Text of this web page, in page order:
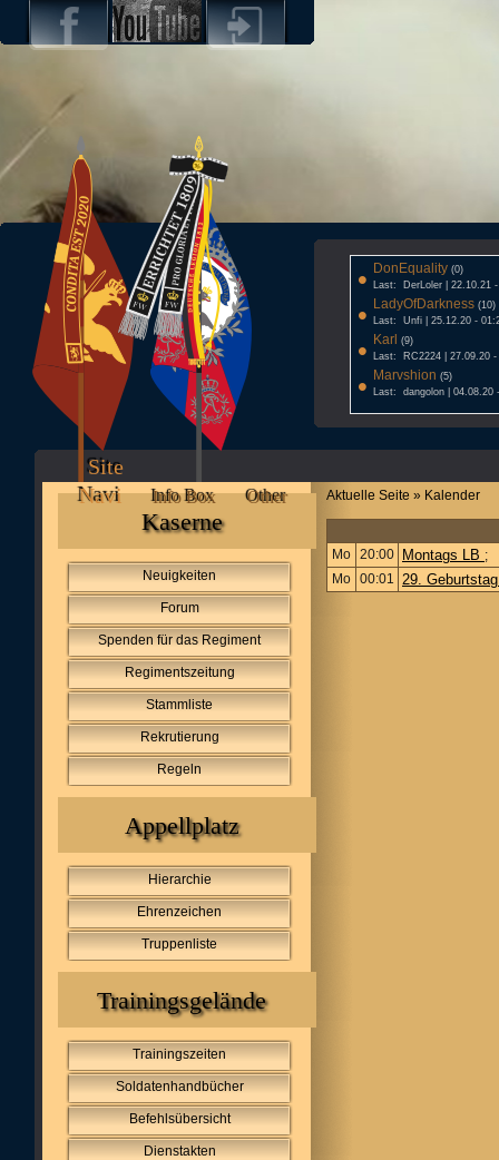
• DonEquality (0)
Last: DerLoler | 22.10.21
• LadyOfDarkness (10)
Last: Unfi | 25.12.20 -
• Karl (9)
Last: RC2224 | 27.09.20 -
• Marvshion (5)
Last: dangolon | 04.08.20
Site
Navi
Info Box Other
Kaserne
Neuigkeiten
Forum
Spenden für das Regiment
Regimentszeitung
Stammliste
Rekrutierung
Regeln
Appellplatz
Hierarchie
Ehrenzeichen
Truppenliste
Trainingsgelände
Trainingszeiten
Soldatenhandbücher
Befehlsübersicht
Dienstakten
Aktuelle Seite » Kalender
Mo 20:00 Montags LB ;
Mo 00:01 29.